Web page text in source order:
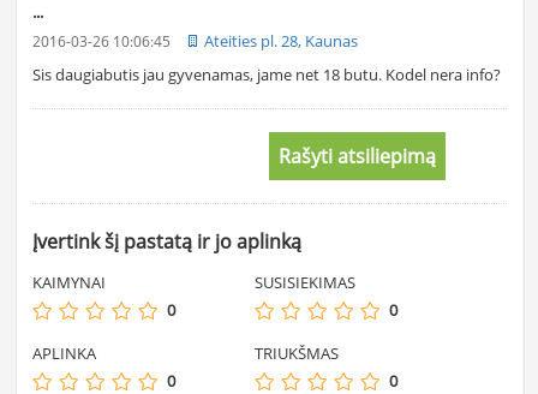
...
2016-03-26 10:06:45
Ateities pl. 28, Kaunas
Sis daugiabutis jau gyvenamas, jame net 18 butu. Kodel nera info?
Rašyti atsiliepimą
Įvertink šį pastatą ir jo aplinką
KAIMYNAI
0
SUSISIEKIMAS
0
APLINKA
0
TRIUKŠMAS
0